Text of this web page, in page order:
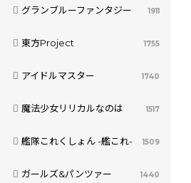
グランブルーファンタジー 1911
東方Project 1755
アイドルマスター 1740
魔法少女リリカルなのは 1517
艦隊これくしょん -艦これ- 1509
ガールズ&パンツァー 1440